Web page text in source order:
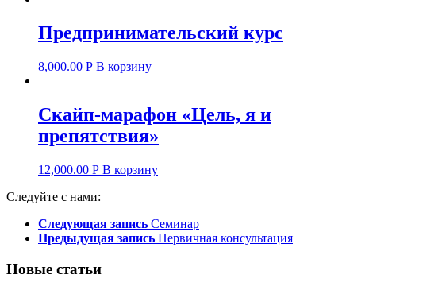
Предпринимательский курс
8,000.00 Р В корзину
Скайп-марафон «Цель, я и
препятствия»
12,000.00 Р В корзину
Следуйте с нами:
Следующая запись Семинар
Предыдущая запись Первичная консультация
Новые статьи